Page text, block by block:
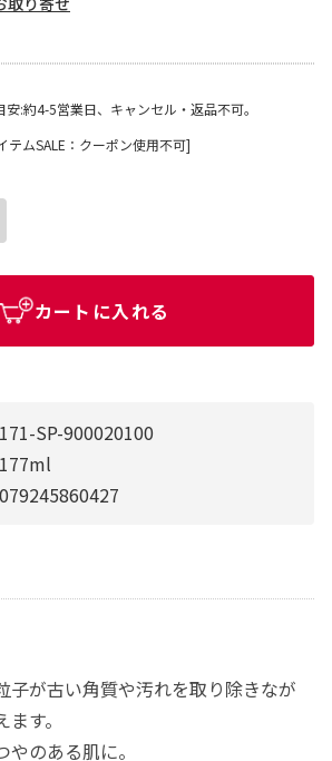
171-SP-900020100
177ml
079245860427
子が古い角質や汚れを取り除きなが
す。
のある肌に。
安:約4-5営業日、キャンセル・返品不可。
テムSALE：クーポン使用不可]
カートに入れる